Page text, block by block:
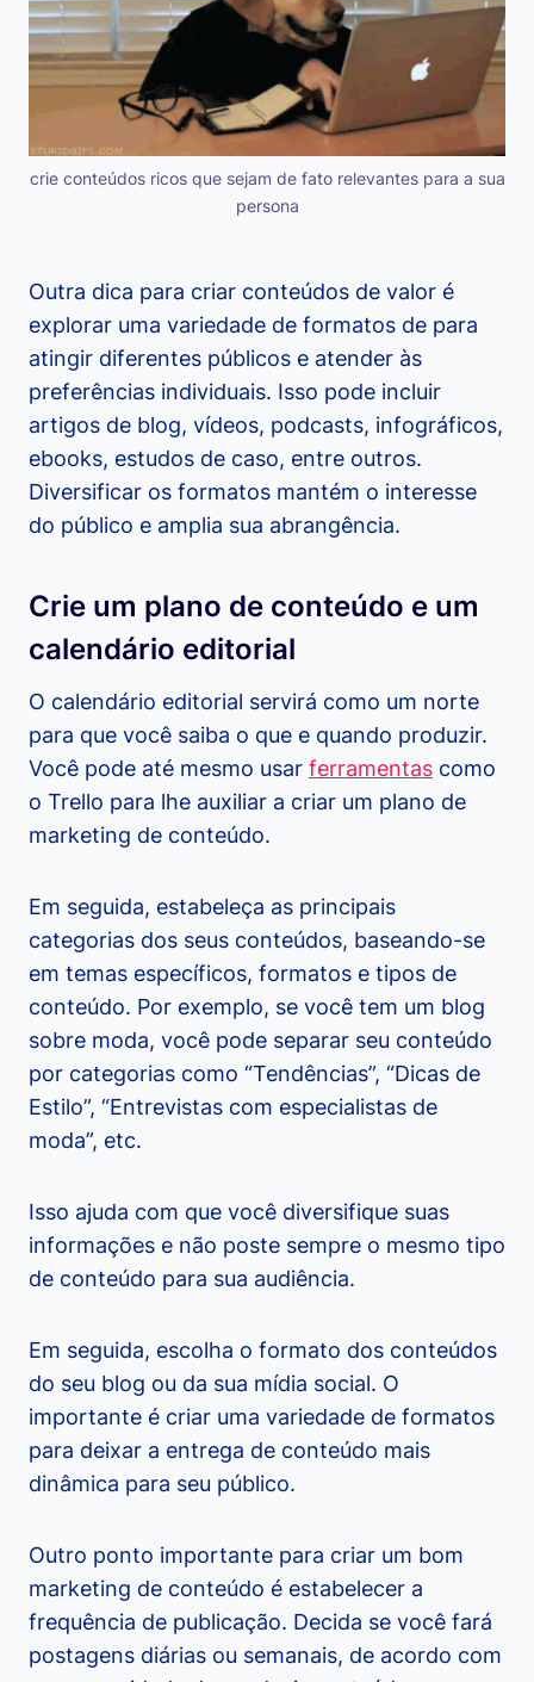
crie conteúdos ricos que sejam de fato relevantes para a sua
persona
Outra dica para criar conteúdos de valor é
explorar uma variedade de formatos de para
atingir diferentes públicos e atender às
preferências individuais. Isso pode incluir
artigos de blog, vídeos, podcasts, infográficos,
ebooks, estudos de caso, entre outros.
Diversificar os formatos mantém o interesse
do público e amplia sua abrangência.
Crie um plano de conteúdo e um
calendário editorial
O calendário editorial servirá como um norte
para que você saiba o que e quando produzir.
Você pode até mesmo usar ferramentas como
o Trello para lhe auxiliar a criar um plano de
marketing de conteúdo.
Em seguida, estabeleça as principais
categorias dos seus conteúdos, baseando-se
em temas específicos, formatos e tipos de
conteúdo. Por exemplo, se você tem um blog
sobre moda, você pode separar seu conteúdo
por categorias como “Tendências”, “Dicas de
Estilo”, “Entrevistas com especialistas de
moda”, etc.
Isso ajuda com que você diversifique suas
informações e não poste sempre o mesmo tipo
de conteúdo para sua audiência.
Em seguida, escolha o formato dos conteúdos
do seu blog ou da sua mídia social. O
importante é criar uma variedade de formatos
para deixar a entrega de conteúdo mais
dinâmica para seu público.
Outro ponto importante para criar um bom
marketing de conteúdo é estabelecer a
frequência de publicação. Decida se você fará
postagens diárias ou semanais, de acordo com